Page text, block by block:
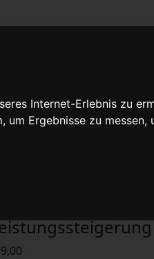
Internet-Erlebnis zu
Ergebnisse zu